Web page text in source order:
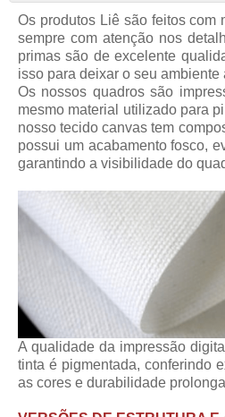
Os produtos Liê são feitos com
sempre com atenção nos
primas são de excelente
isso para deixar o seu ambiente
Os nossos quadros são
mesmo material utilizado para
nosso tecido canvas tem
possui um acabamento fosco,
garantindo a visibilidade do
A qualidade da impressão
tinta é pigmentada, conferindo
as cores e durabilidade